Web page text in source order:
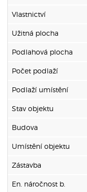
Vlastnictví
Užitná plocha
Podlahová plocha
Počet podlaží
Podlaží umístění
Stav objektu
Budova
Umístění objektu
Zástavba
En. náročnost b.